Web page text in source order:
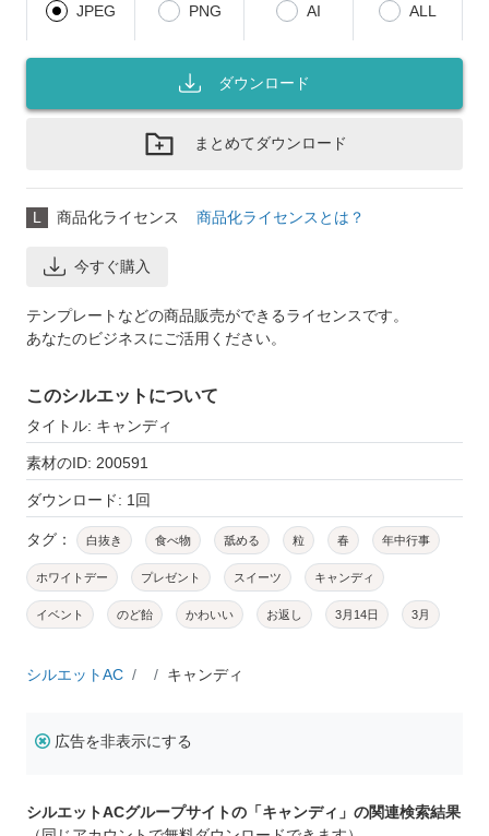
JPEG PNG AI ALL
ダウンロード
まとめてダウンロード
L 商品化ライセンス 商品化ライセンスとは？
今すぐ購入
テンプレートなどの商品販売ができるライセンスです。
あなたのビジネスにご活用ください。
このシルエットについて
タイトル: キャンディ
素材のID: 200591
ダウンロード: 1回
タグ： 白抜き 食べ物 舐める 粒 春 年中行事
ホワイトデー プレゼント スイーツ キャンディ
イベント のど飴 かわいい お返し 3月14日 3月
シルエットAC キャンディ
広告を非表示にする
シルエットACグループサイトの「キャンディ」の関連検索結果